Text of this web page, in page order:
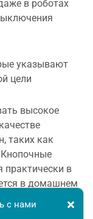
в роботах
указывают
цели
высокое
таких как
практически в
в домашнем
использующие
с нами